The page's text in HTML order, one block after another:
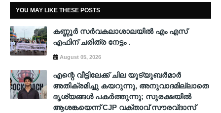
YOU MAY LIKE THESE POSTS
കണ്ണൂർ സർവകലാശാലയിൽ എം എസ്
എഫിന് ചരിത്ര നേട്ടം .
August 05, 2026
എന്റെ വീട്ടിലേക്ക് ചില യൂട്യൂബർമാർ
അതിക്രമിച്ചു കയറുന്നു, അനുവാദമില്ലാതെ
ദൃശ്യങ്ങൾ പകർത്തുന്നു; സുരക്ഷയിൽ
ആശങ്കയെന്ന് CJP വക്താവ് സൗരവ്ദാസ്